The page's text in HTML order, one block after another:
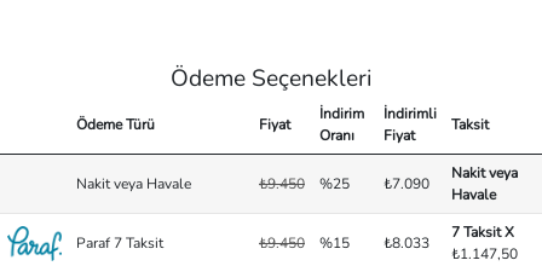
Ödeme Seçenekleri
Ödeme Türü Fiyat
İndirim
Oranı
İndirimli
Fiyat
Taksit
Nakit veya Havale ₺9.450 %25 ₺7.090
Nakit veya
Havale
Paraf 7 Taksit ₺9.450 %15 ₺8.033
7 Taksit X
₺1.147,50